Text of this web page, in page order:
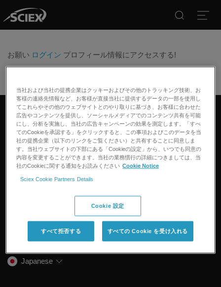
お願い ログイン プロフィール情報にアクセスする!
リンクトインツイッターフェイスブックインスタグラム
製品
質量分析計
キャピラリー電気泳動機器
HPLC製品
イオンモビリティ
スペクトルライブラリ
アプリケーション
食品/飲料検査
法医学ソリューション
トレーニング
プロフェッショナルサービス
キャリア
SCIEXについて
SCIEXの歴史
プレスリリース
Japanese
当社および当社の提携企業はクッキーおよびその他のトラッキング技術、お
客様の連絡先情報など、お客様が直接当社に提供するデータの一部を使用し
てこれらやその他のウェブサイトとのやり取りに基づき、お客様に合わせた
広告やコンテンツを提供し、ソーシャルメディアでのコンテンツ共有を可能
にし、分析を実施し、当社の広告キャンペーンの効果を測定します。「すべ
てのCookieを承認する」をクリックすると、この事項およびこのデータを当
社の提携企業（以下のリンクをご覧ください）と共有することに同意しま
す。当社ウェブサイトの下部にある「Cookieの設定」から、いつでも同意の
内容を変更することができます。当社の業務慣行の詳細につきましては、当
社のCookieに関する通知をお読みください Cookie Notice
Sciex Cookie Partners Details
Cookie 設定
すべて拒否する すべての Cookie を受け入れる